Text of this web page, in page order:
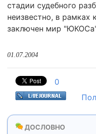
стадии судебного
неизвестно, в рамках
заключен мир
01.07.2004
0
ДОСЛОВНО